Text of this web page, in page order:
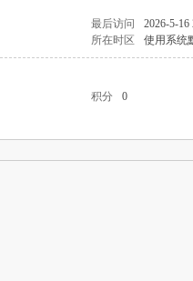
最后访问
2026-5-16
所在时区 使用系统
积分
0